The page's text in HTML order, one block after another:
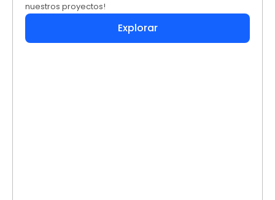
nuestros proyectos!
Explorar